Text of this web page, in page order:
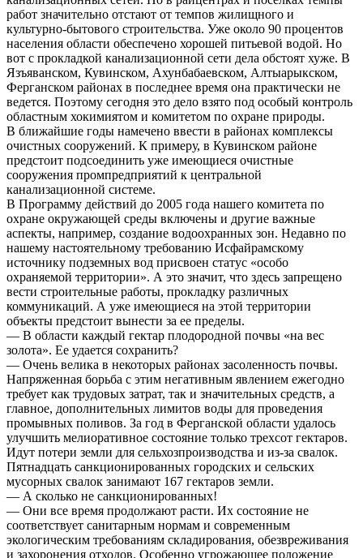
работ значительно отстают от темпов жилищного и
культурно-бытового строительства. Уже около 90 процентов
населения области обеспечено хорошей питьевой водой. Но
вот с прокладкой канализационной сети дела обстоят хуже. В
Язъяванском, Кувинском, Ахунбабаевском, Алтыарыкском,
Ферганском районах в последнее время она практически не
ведется. Поэтому сегодня это дело взято под особый контроль
областным хокимиятом и комитетом по охране природы.
В ближайшие годы намечено ввести в районах комплексы
очистных сооружений. К примеру, в Кувинском районе
предстоит подсоединить уже имеющиеся очистные
сооружения промпредприятий к центральной
канализационной системе.
В Программу действий до 2005 года нашего комитета по
охране окружающей среды включены и другие важные
аспекты, например, создание водоохранных зон. Недавно по
нашему настоятельному требованию Исфайрамскому
источнику подземных вод присвоен статус «особо
охраняемой территории». А это значит, что здесь запрещено
вести строительные работы, прокладку различных
коммуникаций. А уже имеющиеся на этой территории
объекты предстоит вынести за ее пределы.
— В области каждый гектар плодородной почвы «на вес
золота». Ее удается сохранить?
— Очень велика в некоторых районах засоленность почвы.
Напряженная борьба с этим негативным явлением ежегодно
требует как трудовых затрат, так и значительных средств, а
главное, дополнительных лимитов воды для проведения
промывных поливов. За год в Ферганской области удалось
улучшить мелиоративное состояние только трехсот гектаров.
Идут потери земли для сельхозпроизводства и из-за свалок.
Пятнадцать санкционированных городских и сельских
мусорных свалок занимают 167 гектаров земли.
— А сколько не санкционированных!
— Они все время продолжают расти. Их состояние не
соответствует санитарным нормам и современным
экологическим требованиям складирования, обезвреживания
и захоронения отходов. Особенно угрожающее положение